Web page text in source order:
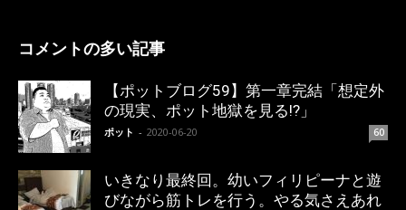
コメントの多い記事
【ポットブログ59】第一章完結「想定外
の現実、ポット地獄を見る!?」
ポット - 2020-06-20 60
いきなり最終回。幼いフィリピーナと遊
びながら筋トレを行う。やる気さえあれ